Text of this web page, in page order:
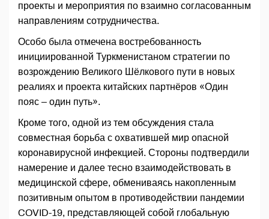
проекты и мероприятия по взаимно согласованным
направлениям сотрудничества.
Особо была отмечена востребованность
инициированной Туркменистаном стратегии по
возрождению Великого Шёлкового пути в новых
реалиях и проекта китайских партнёров «Один
пояс – один путь».
Кроме того, одной из тем обсуждения стала
совместная борьба с охватившей мир опасной
коронавирусной инфекцией. Стороны подтвердили
намерение и далее тесно взаимодействовать в
медицинской сфере, обмениваясь накопленным
позитивным опытом в противодействии пандемии
COVID-19, представляющей собой глобальную